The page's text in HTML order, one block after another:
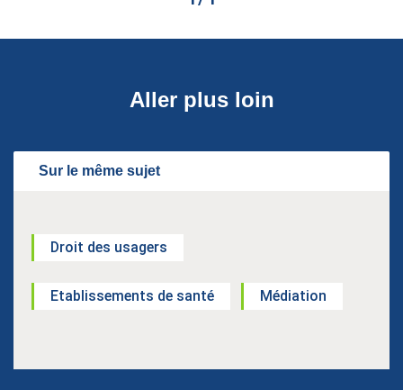
Aller plus loin
Sur le même sujet
Droit des usagers
Etablissements de santé Médiation